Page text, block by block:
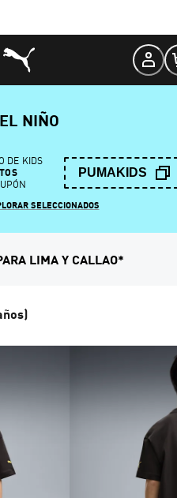
NIÑO
DE KIDS
PUMAKIDS
SELECCIONADOS
LIMA Y CALLAO*